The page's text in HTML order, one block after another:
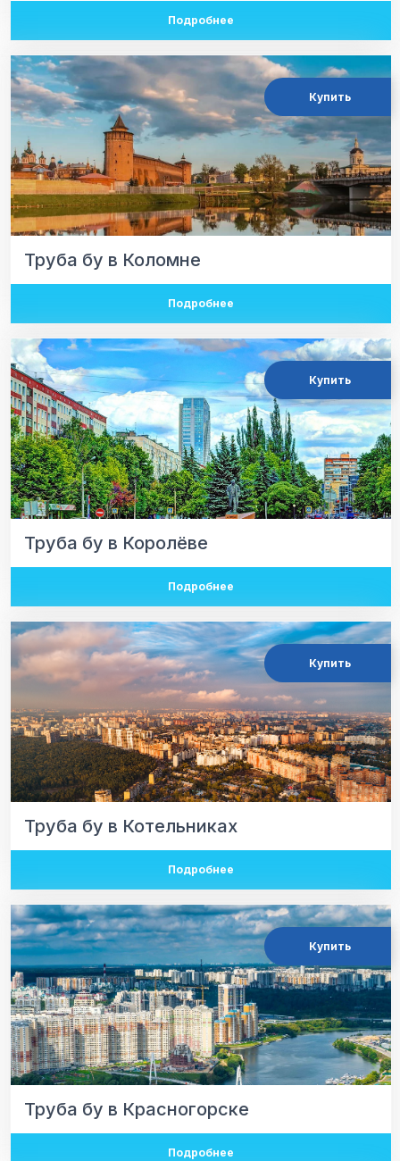
Подробнее
Купить
Труба бу в Коломне
Подробнее
Купить
Труба бу в Королёве
Подробнее
Купить
Труба бу в Котельниках
Подробнее
Купить
Труба бу в Красногорске
Подробнее